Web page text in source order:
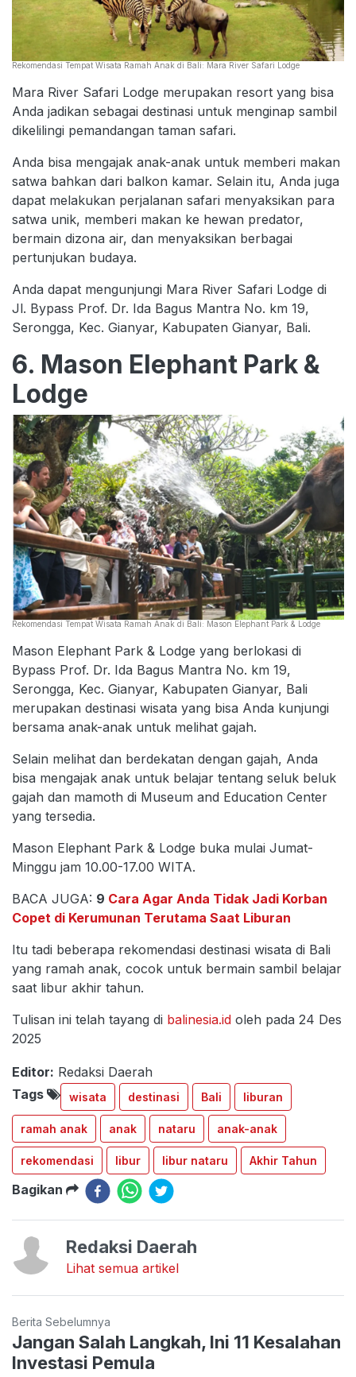
Rekomendasi Tempat Wisata Ramah Anak di Bali: Mara River Safari Lodge
Mara River Safari Lodge merupakan resort yang bisa
Anda jadikan sebagai destinasi untuk menginap sambil
dikelilingi pemandangan taman safari.
Anda bisa mengajak anak-anak untuk memberi makan
satwa bahkan dari balkon kamar. Selain itu, Anda juga
dapat melakukan perjalanan safari menyaksikan para
satwa unik, memberi makan ke hewan predator,
bermain dizona air, dan menyaksikan berbagai
pertunjukan budaya.
Anda dapat mengunjungi Mara River Safari Lodge di
Jl. Bypass Prof. Dr. Ida Bagus Mantra No. km 19,
Serongga, Kec. Gianyar, Kabupaten Gianyar, Bali.
6. Mason Elephant Park &
Lodge
Rekomendasi Tempat Wisata Ramah Anak di Bali: Mason Elephant Park & Lodge
Mason Elephant Park & Lodge yang berlokasi di
Bypass Prof. Dr. Ida Bagus Mantra No. km 19,
Serongga, Kec. Gianyar, Kabupaten Gianyar, Bali
merupakan destinasi wisata yang bisa Anda kunjungi
bersama anak-anak untuk melihat gajah.
Selain melihat dan berdekatan dengan gajah, Anda
bisa mengajak anak untuk belajar tentang seluk beluk
gajah dan mamoth di Museum and Education Center
yang tersedia.
Mason Elephant Park & Lodge buka mulai Jumat-
Minggu jam 10.00-17.00 WITA.
BACA JUGA: 9 Cara Agar Anda Tidak Jadi Korban
Copet di Kerumunan Terutama Saat Liburan
Itu tadi beberapa rekomendasi destinasi wisata di Bali
yang ramah anak, cocok untuk bermain sambil belajar
saat libur akhir tahun.
Tulisan ini telah tayang di balinesia.id oleh pada 24 Des
2025
Editor: Redaksi Daerah
Tags
wisata destinasi Bali liburan
ramah anak anak nataru anak-anak
rekomendasi libur libur nataru Akhir Tahun
Bagikan
Redaksi Daerah
Lihat semua artikel
Berita Sebelumnya
Jangan Salah Langkah, Ini 11 Kesalahan
Investasi Pemula